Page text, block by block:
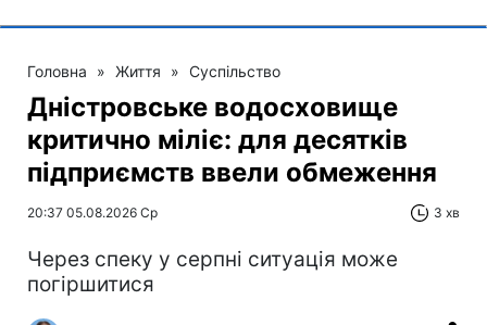
Головна » Життя » Суспільство
Дністровське водосховище
критично міліє: для десятків
підприємств ввели обмеження
20:37 05.08.2026 Ср 3 хв
Через спеку у серпні ситуація може
погіршитися